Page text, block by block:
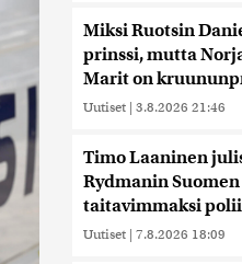
Miksi Ruotsin
prinssi, mutta
Marit on
Uutiset | 3.8.2026 21:46
Timo Laaninen
Rydmanin Suomen
taitavimmaksi
Uutiset | 7.8.2026 18:09